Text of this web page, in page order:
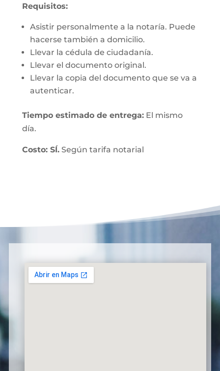
Requisitos:
Asistir personalmente a la notaría. Puede
hacerse también a domicilio.
Llevar la cédula de ciudadanía.
Llevar el documento original.
Llevar la copia del documento que se va a
autenticar.
Tiempo estimado de entrega:El mismo
día.
Costo: SÍ.Según tarifa notarial